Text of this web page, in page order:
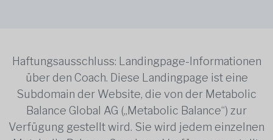
Haftungsausschluss: Landingpage-Informationen
über den Coach. Diese Landingpage ist eine
Subdomain der Website, die von der Metabolic
Balance Global AG („Metabolic Balance“) zur
Verfügung gestellt wird. Sie wird jedem einzelnen